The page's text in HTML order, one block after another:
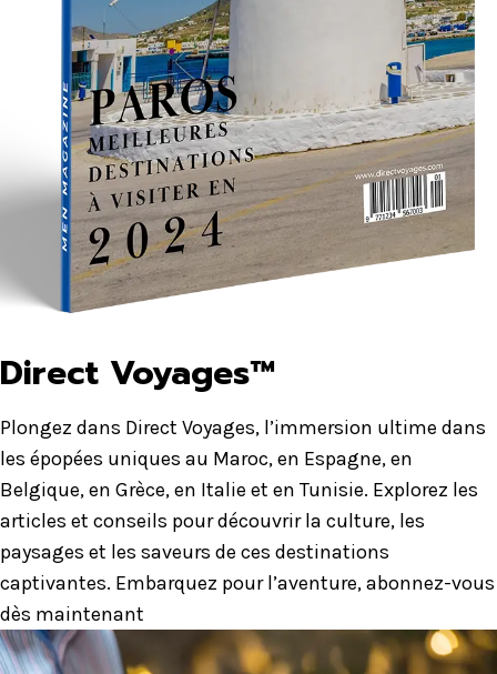
Direct Voyages™
Plongez dans Direct Voyages, l’immersion ultime dans
les épopées uniques au Maroc, en Espagne, en
Belgique, en Grèce, en Italie et en Tunisie. Explorez les
articles et conseils pour découvrir la culture, les
paysages et les saveurs de ces destinations
captivantes. Embarquez pour l’aventure, abonnez-vous
dès maintenant